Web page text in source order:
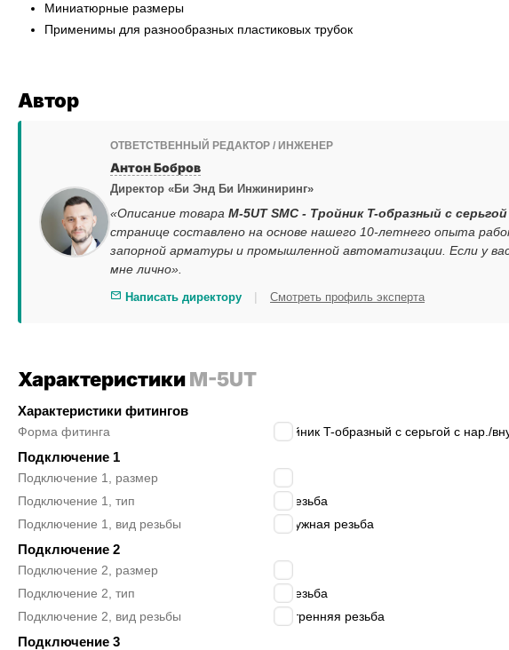
Миниатюрные размеры
Применимы для разнообразных пластиковых трубок
Автор
ОТВЕТСТВЕННЫЙ РЕДАКТОР / ИНЖЕНЕР
Антон Бобров
Директор «Би Энд Би Инжиниринг»
«Описание товара M-5UT SMC - Тройник T-образный с
странице составлено на основе нашего 10-летнего опыта
запорной арматуры и промышленной автоматизации. Если у
мне лично».
Написать директору | Смотреть профиль эксперта
ХарактеристикиM-5UT
Характеристики фитингов
Форма фитинга тройник T-образный с серьгой с нар./
Подключение 1
Подключение 1, размер
Подключение 1, тип
M резьба
Подключение 1, вид резьбы
наружная резьба
Подключение 2
Подключение 2, размер
Подключение 2, тип
M резьба
Подключение 2, вид резьбы
внутренняя резьба
Подключение 3